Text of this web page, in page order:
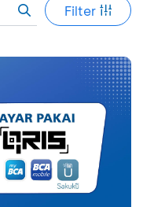
Filter